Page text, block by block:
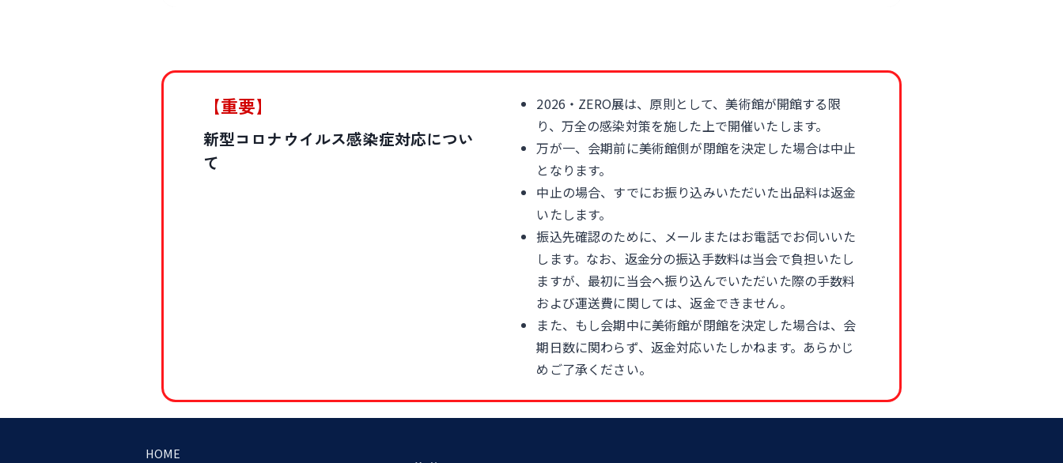
【重要】
新型コロナウイルス感染症対応につい
て
2026・ZERO展は、原則として、美術館が開館する限
り、万全の感染対策を施した上で開催いたします。
万が一、会期前に美術館側が閉館を決定した場合は中止
となります。
中止の場合、すでにお振り込みいただいた出品料は返金
いたします。
振込先確認のために、メールまたはお電話でお伺いいた
します。なお、返金分の振込手数料は当会で負担いたし
ますが、最初に当会へ振り込んでいただいた際の手数料
および運送費に関しては、返金できません。
また、もし会期中に美術館が閉館を決定した場合は、会
期日数に関わらず、返金対応いたしかねます。あらかじ
めご了承ください。
HOME